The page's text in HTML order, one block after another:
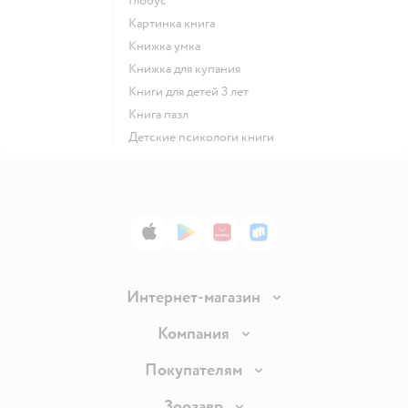
картинка книга
книжка умка
книжка для купания
книги для детей 3 лет
книга пазл
детские психологи книги
App StoreGoogle Play
AppGallery
RuStore
Интернет-магазин
Доставка и оплата
Обмен и возврат товара
Компания
О компании
Покупателям
Бонусные карты